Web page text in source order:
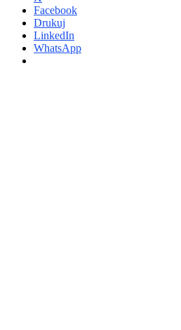
Facebook
Drukuj
LinkedIn
WhatsApp